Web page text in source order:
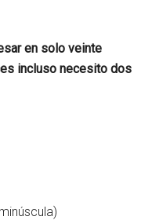
en solo veinte
incluso necesito dos